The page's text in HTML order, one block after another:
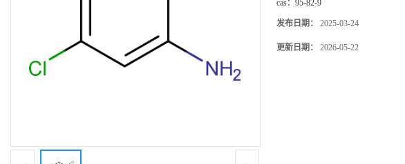
cas： 95-82-9
发布日期： 2025-03-24
更新日期： 2026-05-22